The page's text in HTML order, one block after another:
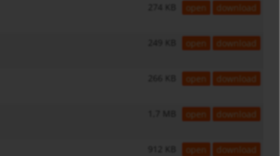
274 KB open download
249 KB open download
266 KB open download
open download
912 KB open download